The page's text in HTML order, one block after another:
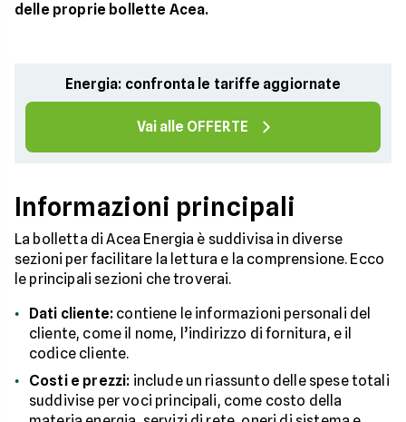
delle proprie bollette Acea.
Energia: confronta le tariffe aggiornate
Vai alle OFFERTE
Informazioni principali
La bolletta di Acea Energia è suddivisa in diverse
sezioni per facilitare la lettura e la comprensione. Ecco
le principali sezioni che troverai.
Dati cliente: contiene le informazioni personali del
cliente, come il nome, l’indirizzo di fornitura, e il
codice cliente.
Costi e prezzi: include un riassunto delle spese totali
suddivise per voci principali, come costo della